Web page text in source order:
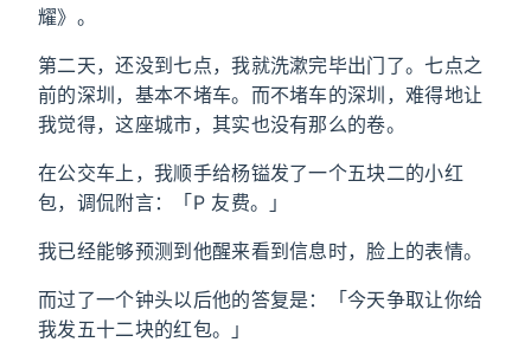
耀》。
第二天，还没到七点，我就洗漱完毕出门了。七点之
前的深圳，基本不堵车。而不堵车的深圳，难得地让
我觉得，这座城市，其实也没有那么的卷。
在公交车上，我顺手给杨镒发了一个五块二的小红
包，调侃附言：「P 友费。」
我已经能够预测到他醒来看到信息时，脸上的表情。
而过了一个钟头以后他的答复是：「今天争取让你给
我发五十二块的红包。」